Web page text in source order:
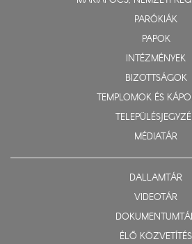
PARÓKIÁK
PAPOK
INTÉZMÉNYEK
BIZOTTSÁGOK
TEMPLOMOK ÉS
MÉDIATÁR
DALLAMTÁR
VIDEOTÁR
ÉLŐ KÖZVETÍTÉS